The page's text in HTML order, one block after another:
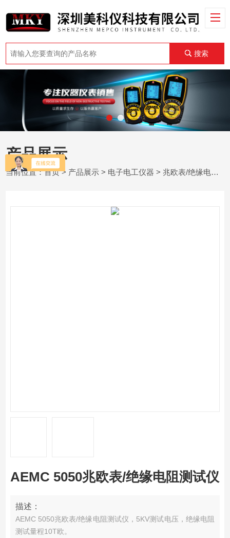
搜索
产品展示
当前位置：首页> 产品展示 > 电子电工仪器 >兆欧表/绝缘电阻测试仪
AEMC 5050兆欧表/绝缘电阻测试仪
描述：
AEMC 5050兆欧表/绝缘电阻测试仪，5KV测试电压，绝缘电阻
测试量程10T欧。